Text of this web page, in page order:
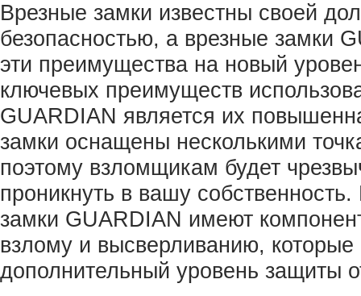
Врезные замки известны своей
безопасностью, а врезные замки
эти преимущества на новый
ключевых преимуществ
GUARDIAN является их
замки оснащены несколькими
поэтому взломщикам будет
проникнуть в вашу
замки GUARDIAN имеют
взлому и высверливанию, которые
дополнительный уровень защиты